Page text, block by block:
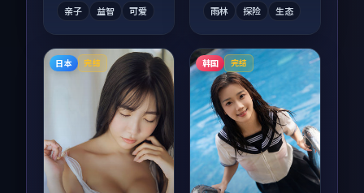
亲子 益智 可爱 雨林 探险 生态
日本 完结 韩国 完结